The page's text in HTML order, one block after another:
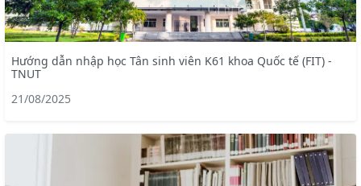
Hướng dẫn nhập học Tân sinh viên K61 khoa Quốc tế (FIT) -
TNUT
21/08/2025